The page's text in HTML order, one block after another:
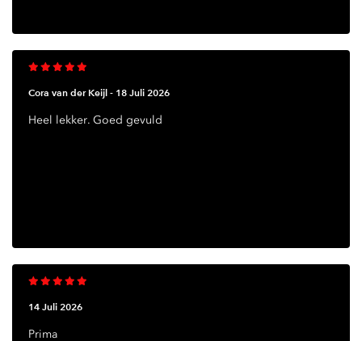
Cora van der Keijl - 18 Juli 2026
Heel lekker. Goed gevuld
14 Juli 2026
Prima